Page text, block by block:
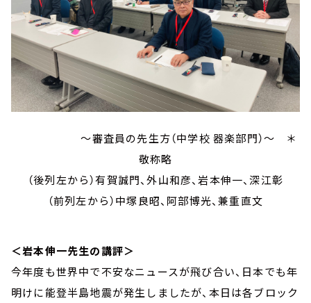
～審査員の先生方（中学校 器楽部門）～ ＊
敬称略
（後列左から）有賀誠門、外山和彦、岩本伸一、深江彰
（前列左から）中塚良昭、阿部博光、兼重直文
＜岩本伸一先生の講評＞
今年度も世界中で不安なニュースが飛び合い、日本でも年
明けに能登半島地震が発生しましたが、本日は各ブロック